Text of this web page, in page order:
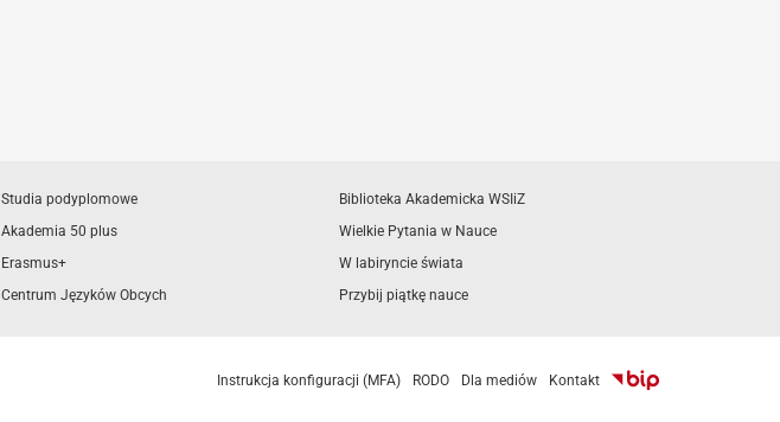
Studia podyplomowe
Akademia 50 plus
Erasmus+
Centrum Języków Obcych
Biblioteka Akademicka WSIiZ
Wielkie Pytania w Nauce
W labiryncie świata
Przybij piątkę nauce
Instrukcja konfiguracji (MFA) RODO Dla mediów Kontakt